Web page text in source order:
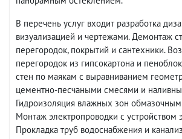
В перечень услуг входит разработка
визуализацией и чертежами. Демонтаж
перегородок, покрытий и сантехники.
перегородок из гипсокартона и
стен по маякам с выравниванием
цементно-песчаными смесями и
Гидроизоляция влажных зон
Монтаж электропроводки с устройством
Прокладка труб водоснабжения и